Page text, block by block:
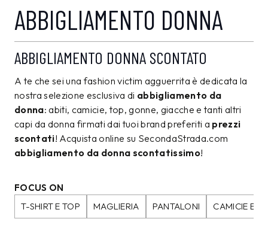
ABBIGLIAMENTO DONNA
ABBIGLIAMENTO DONNA SCONTATO
A te che sei una fashion victim agguerrita è dedicata la
nostra selezione esclusiva di abbigliamento da
donna: abiti, camicie, top, gonne, giacche e tanti altri
capi da donna firmati dai tuoi brand preferiti a prezzi
scontati! Acquista online su SecondaStrada.com
abbigliamento da donna scontatissimo!
FOCUS ON
T-SHIRT E TOP
MAGLIERIA PANTALONI CAMICIE E